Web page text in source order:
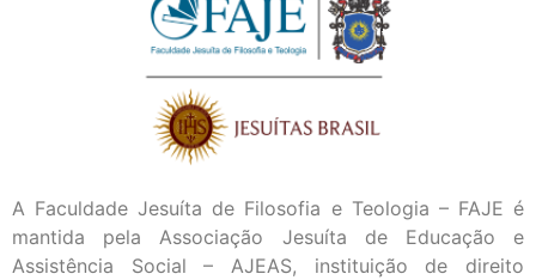
A Faculdade Jesuíta de Filosofia e Teologia – FAJE é
mantida pela Associação Jesuíta de Educação e
Assistência Social – AJEAS, instituição de direito